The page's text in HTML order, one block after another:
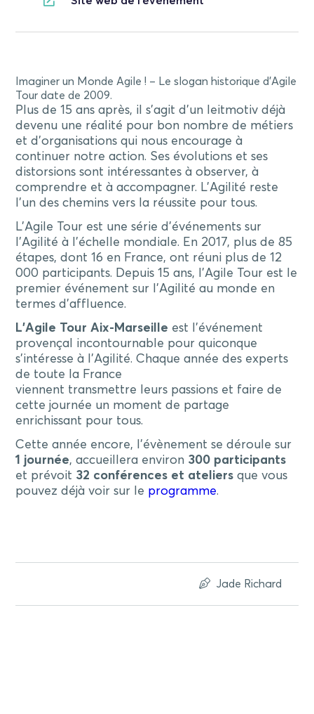
Imaginer un Monde Agile ! – Le slogan historique d’Agile
Tour date de 2009.
Plus de 15 ans après, il s’agit d’un leitmotiv déjà
devenu une réalité pour bon nombre de métiers
et d’organisations qui nous encourage à
continuer notre action. Ses évolutions et ses
distorsions sont intéressantes à observer, à
comprendre et à accompagner. L’Agilité reste
l’un des chemins vers la réussite pour tous.
L’Agile Tour est une série d’événements sur
l’Agilité à l’échelle mondiale. En 2017, plus de 85
étapes, dont 16 en France, ont réuni plus de 12
000 participants. Depuis 15 ans, l’Agile Tour est le
premier événement sur l’Agilité au monde en
termes d’affluence.
L’Agile Tour Aix-Marseille est l’événement
provençal incontournable pour quiconque
s’intéresse à l’Agilité. Chaque année des experts
de toute la France
viennent transmettre leurs passions et faire de
cette journée un moment de partage
enrichissant pour tous.
Cette année encore, l’évènement se déroule sur
1 journée, accueillera environ 300 participants
et prévoit 32 conférences et ateliers que vous
pouvez déjà voir sur le programme.
Jade Richard